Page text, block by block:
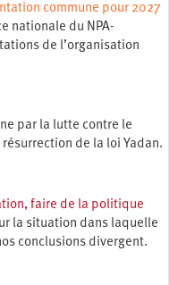
commune pour 2027
nationale du NPA-
de l’organisation
par la lutte contre le
de la loi Yadan.
faire de la politique
la situation dans laquelle
conclusions divergent.